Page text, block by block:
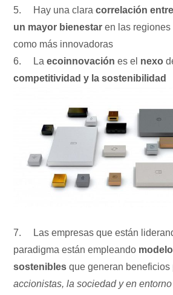
5. Hay una claracorrelación
un mayor bienestar en las regiones
como más innovadoras
6. Laecoinnovación es el nexo
competitividad y la sostenibilidad
7. Las empresas que están
paradigma están empleando
sostenibles que generan beneficios
accionistas, la sociedad y en